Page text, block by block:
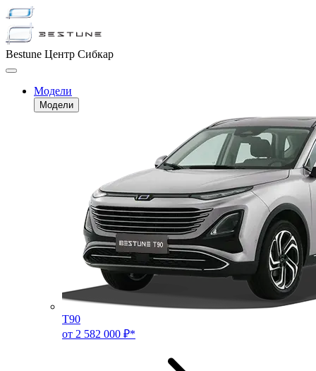
Bestune Центр Сибкар
Модели
Модели
T90
от 2 582 000 ₽*